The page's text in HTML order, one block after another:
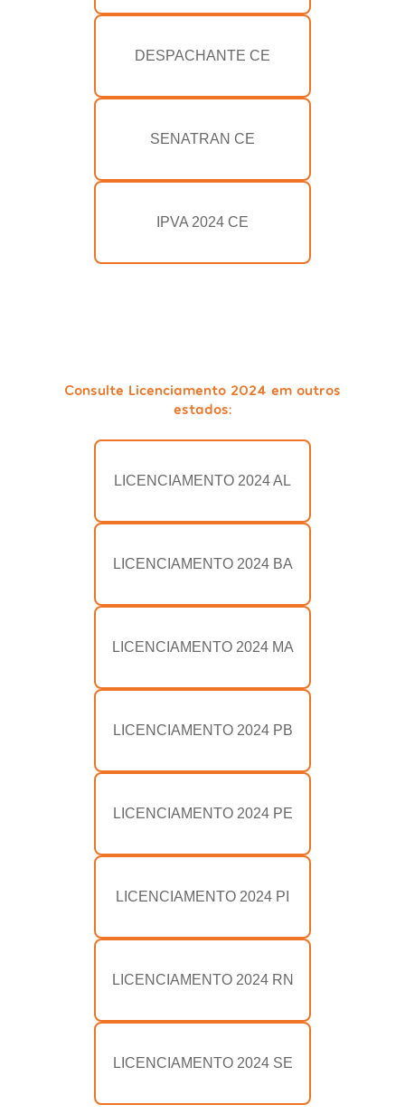
DESPACHANTE CE
SENATRAN CE
IPVA 2024 CE
Consulte Licenciamento 2024 em outros
estados:
LICENCIAMENTO 2024 AL
LICENCIAMENTO 2024 BA
LICENCIAMENTO 2024 MA
LICENCIAMENTO 2024 PB
LICENCIAMENTO 2024 PE
LICENCIAMENTO 2024 PI
LICENCIAMENTO 2024 RN
LICENCIAMENTO 2024 SE